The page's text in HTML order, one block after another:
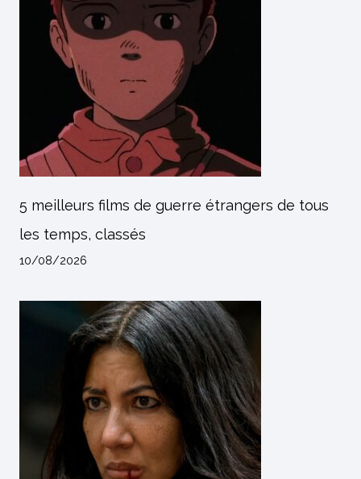
5 meilleurs films de guerre étrangers de tous
les temps, classés
10/08/2026